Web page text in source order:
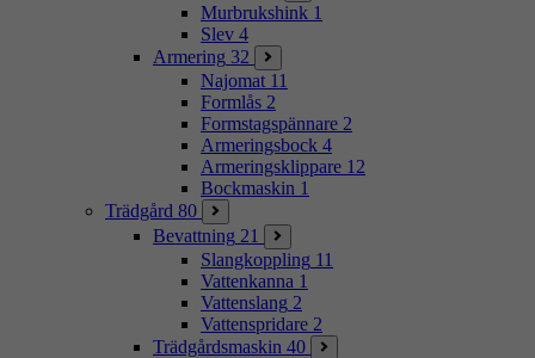
Murbrukshink 1
Slev 4
Armering 32
Najomat 11
Formlås 2
Formstagspännare 2
Armeringsbock 4
Armeringsklippare 12
Bockmaskin 1
Trädgård 80
Bevattning 21
Slangkoppling 11
Vattenkanna 1
Vattenslang 2
Vattenspridare 2
Trädgårdsmaskin 40